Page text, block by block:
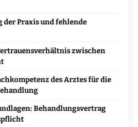
der Praxis und fehlende
zwischen
des Arztes für die
Behandlungsvertrag